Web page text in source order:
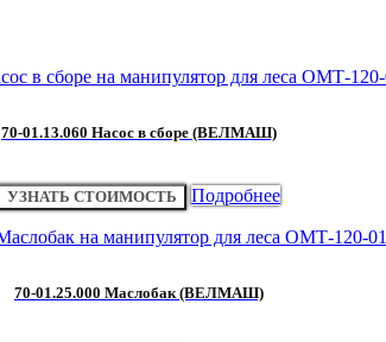
70-01.13.060 Насос в сборе (ВЕЛМАШ)
УЗНАТЬ СТОИМОСТЬ Подробнее
70-01.25.000 Маслобак (ВЕЛМАШ)